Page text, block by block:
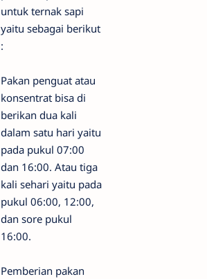
untuk ternak sapi
yaitu sebagai berikut
:
Pakan penguat atau
konsentrat bisa di
berikan dua kali
dalam satu hari yaitu
pada pukul 07:00
dan 16:00. Atau tiga
kali sehari yaitu pada
pukul 06:00, 12:00,
dan sore pukul
16:00.
Pemberian pakan